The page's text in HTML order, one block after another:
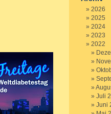
2026
2025
2024
2023
2022
Juli
Juni